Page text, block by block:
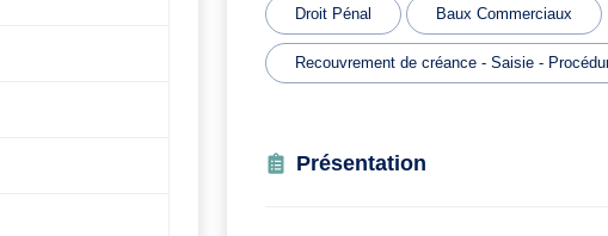
Droit Pénal Baux Commerciaux
Recouvrement de créance - Saisie -
Présentation